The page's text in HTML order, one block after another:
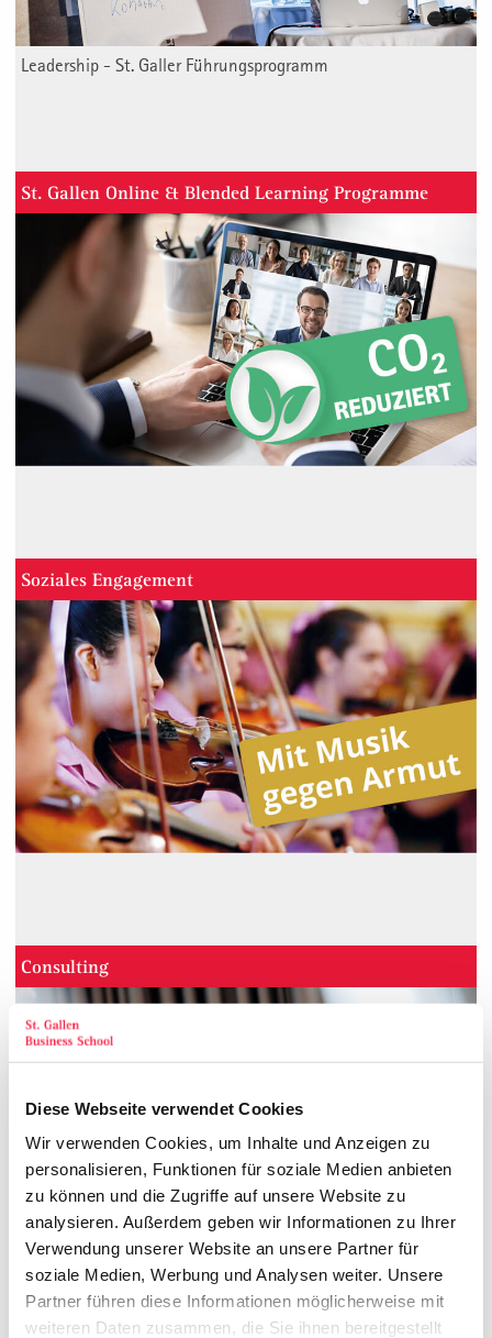
Diese Webseite verwendet Cookies
Wir verwenden Cookies, um Inhalte und Anzeigen zu
personalisieren, Funktionen für soziale Medien anbieten
zu können und die Zugriffe auf unsere Website zu
analysieren. Außerdem geben wir Informationen zu Ihrer
Verwendung unserer Website an unsere Partner für
soziale Medien, Werbung und Analysen weiter. Unsere
Partner führen diese Informationen möglicherweise mit
weiteren Daten zusammen, die Sie ihnen bereitgestellt
Leadership - St. Galler Führungsprogramm
St. Gallen Online & Blended Learning Programme
Soziales Engagement
Consulting
Mehr Informationen über umsetzungsorientierte Consulting-
Projekte